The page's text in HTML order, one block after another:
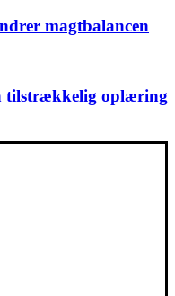
magtbalancen
tilstrækkelig oplæring